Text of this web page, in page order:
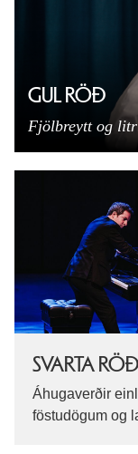
GUL RÖÐ
Fjölbreytt og
SVARTA
Áhugaverðir
föstudögum og